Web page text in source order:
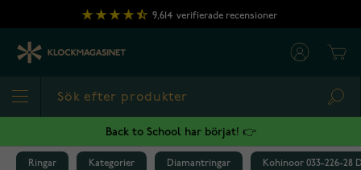
Hoppa till innehållet
9,614 verifierade recensioner
Back to School har börjat! 👉
Ringar Kategorier Diamantringar Kohinoor 033-226-28